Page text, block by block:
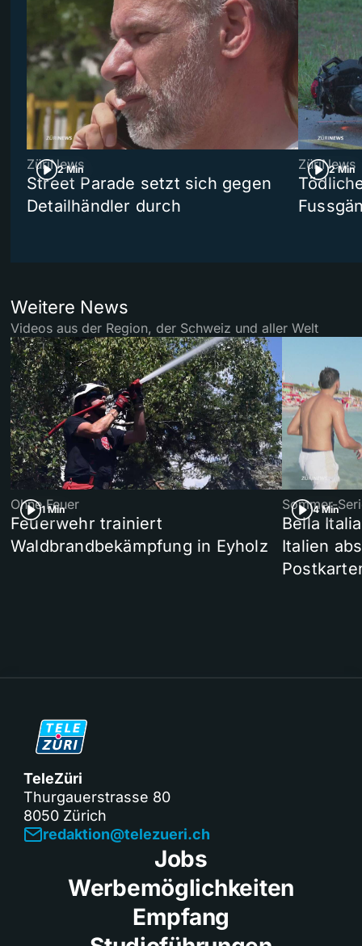
2 Min
ZüriNews
Street Parade setzt sich gegen
Detailhändler durch
2 Min
ZüriNews
Weitere News
Videos aus der Region, der Schweiz und aller Welt
1 Min
Ohne Feuer
Feuerwehr trainiert
Waldbrandbekämpfung in Eyholz
4 Min
Sommer-
Bella
Italien
TeleZüri
Thurgauerstrasse 80
8050 Zürich
redaktion@telezueri.ch
Jobs
Werbemöglichkeiten
Empfang